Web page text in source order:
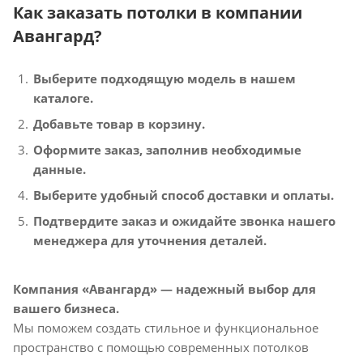
Как заказать потолки в компании
Авангард?
Выберите подходящую модель в нашем
каталоге.
Добавьте товар в корзину.
Оформите заказ, заполнив необходимые
данные.
Выберите удобный способ доставки и оплаты.
Подтвердите заказ и ожидайте звонка нашего
менеджера для уточнения деталей.
Компания «Авангард» — надежный выбор для
вашего бизнеса.
Мы поможем создать стильное и функциональное
пространство с помощью современных потолков